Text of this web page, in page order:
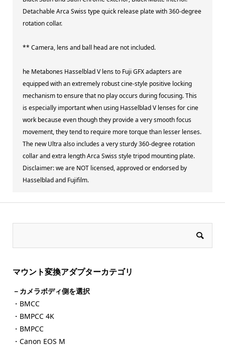
Detachable Arca Swiss type quick release plate with 360-degree
rotation collar.
** Camera, lens and ball head are not included.
he Metabones Hasselblad V lens to Fuji GFX adapters are
equipped with an extremely robust cine-style positive locking
mechanism to ensure that no play occurs during focusing. This
is especially important when using Hasselblad V lenses for cine
work because even though they provide a very smooth focus
movement, they tend to require more torque than lesser lenses.
The new Ultra also includes a very sturdy 360-degree rotation
collar and extra length Arca Swiss style tripod mounting plate.
Disclaimer: we are NOT licensed, approved or endorsed by
Hasselblad and Fujifilm.
マウント変換アダプターカテゴリ
－カメラボディ側を選択
・BMCC
・BMPCC 4K
・BMPCC
・Canon EOS M